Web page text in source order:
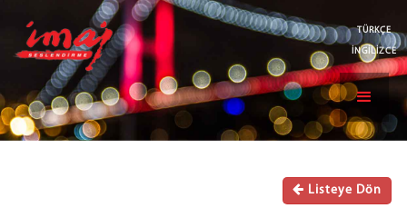
TÜRKÇE
İNGİLİZCE
Listeye Dön